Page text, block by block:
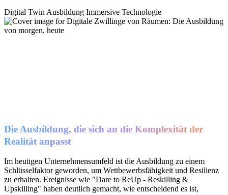
Digital TwinAusbildung Immersive Technologie
Die Ausbildung, die sich an die Komplexität der
Realität anpasst
Im heutigen Unternehmensumfeld ist die Ausbildung zu einem
Schlüsselfaktor geworden, um Wettbewerbsfähigkeit und Resilienz
zu erhalten. Ereignisse wie "Dare to ReUp - Reskilling &
Upskilling" haben deutlich gemacht, wie entscheidend es ist,